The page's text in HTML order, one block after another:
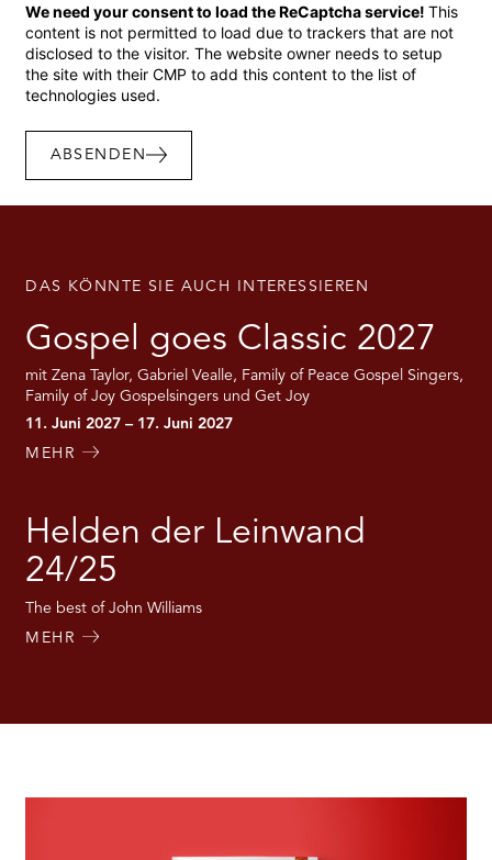
We need your consent to load the ReCaptcha service!This
content is not permitted to load due to trackers that are not
disclosed to the visitor. The website owner needs to setup
the site with their CMP to add this content to the list of
technologies used.
ABSENDEN
DAS KÖNNTE SIE AUCH INTERESSIEREN
Gospel goes Classic 2027
mit Zena Taylor, Gabriel Vealle, Family of Peace Gospel Singers,
Family of Joy Gospelsingers und Get Joy
11. Juni 2027 – 17. Juni 2027
MEHR
Helden der Leinwand
24/25
The best of John Williams
MEHR